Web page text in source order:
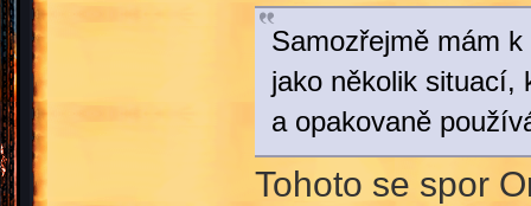
Samozřejmě mám
jako několik situací,
a opakovaně
Tohoto se spor